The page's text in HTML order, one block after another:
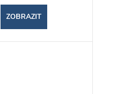
ZOBRAZIT